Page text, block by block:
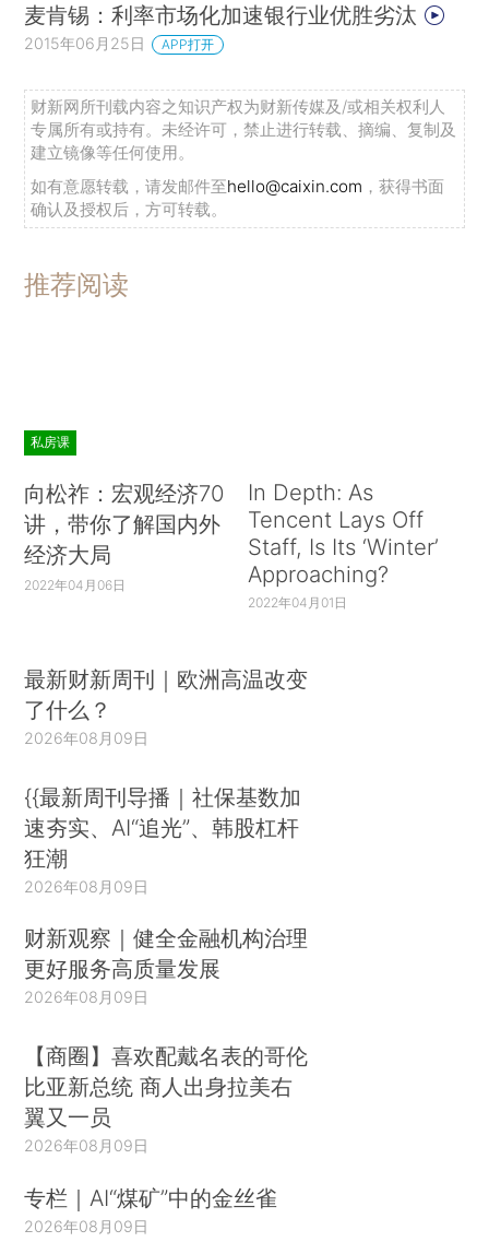
麦肯锡：利率市场化加速银行业优胜劣汰
2015年06月25日 APP打开
财新网所刊载内容之知识产权为财新传媒及/或相关权利人
专属所有或持有。未经许可，禁止进行转载、摘编、复制及
建立镜像等任何使用。
如有意愿转载，请发邮件至hello@caixin.com ，获得书面
确认及授权后，方可转载。
推荐阅读
私房课
向松祚：宏观经济70
讲，带你了解国内外
经济大局
2022年04月06日
In Depth: As
Tencent Lays Off
Staff, Is Its ‘Winter’
Approaching?
2022年04月01日
最新财新周刊｜欧洲高温改变
了什么？
2026年08月09日
{{最新周刊导播｜社保基数加
速夯实、AI“追光”、韩股杠杆
狂潮
2026年08月09日
财新观察｜健全金融机构治理
更好服务高质量发展
2026年08月09日
【商圈】喜欢配戴名表的哥伦
比亚新总统 商人出身拉美右
翼又一员
2026年08月09日
专栏｜AI“煤矿”中的金丝雀
2026年08月09日